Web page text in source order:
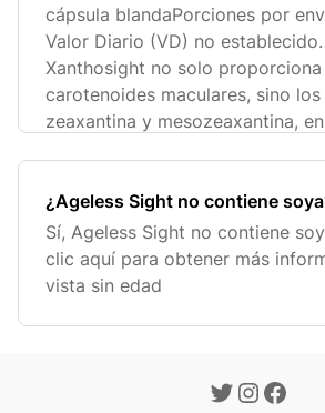
cápsula blandaPorciones por
Valor Diario (VD) no establecido.
Xanthosight no solo
carotenoides maculares, sino
zeaxantina y mesozeaxantina,
¿Ageless Sight no contiene
Sí, Ageless Sight no contiene
clic aquí para obtener más
vista sin edad